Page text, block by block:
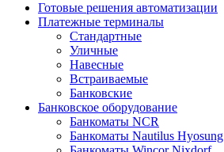
Готовые решения автоматизации
Платежные терминалы
Стандартные
Уличные
Навесные
Встраиваемые
Банковские
Банковское оборудование
Банкоматы NCR
Банкоматы Nautilus Hyosung